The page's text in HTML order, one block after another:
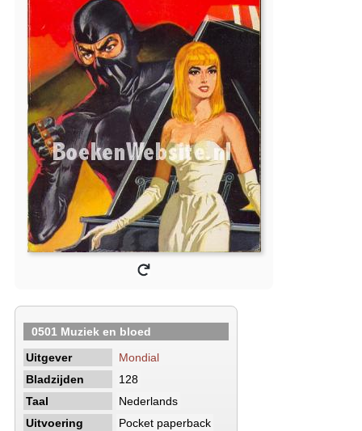
0501 Muziek en bloed
Uitgever
Mondial
Bladzijden
128
Taal
Nederlands
Uitvoering
Pocket paperback